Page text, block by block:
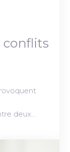
conflits
deux…